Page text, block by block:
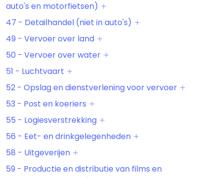
auto's en motorfietsen)
47 - Detailhandel (niet in auto's)
49 - Vervoer over land
50 - Vervoer over water
51 - Luchtvaart
52 - Opslag en dienstverlening voor vervoer
53 - Post en koeriers
55 - Logiesverstrekking
56 - Eet- en drinkgelegenheden
58 - Uitgeverijen
59 - Productie en distributie van films en